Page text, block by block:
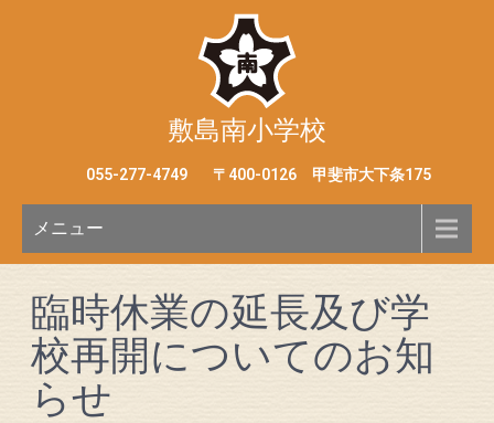
敷島南小学校
055-277-4749 〒400-0126 甲斐市大下条175
メニュー
臨時休業の延長及び学
校再開についてのお知
らせ